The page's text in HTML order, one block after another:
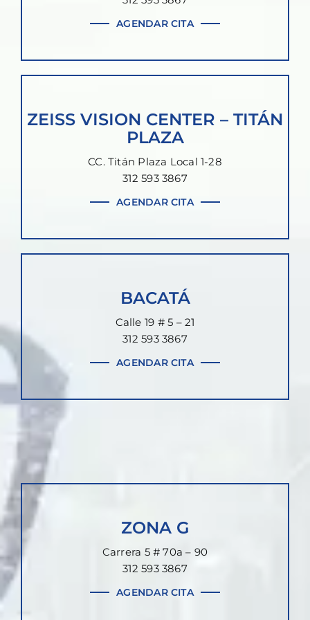
AGENDAR CITA
ZEISS VISION CENTER – TITÁN
PLAZA
CC. Titán Plaza Local 1-28
312 593 3867
AGENDAR CITA
BACATÁ
Calle 19 # 5 – 21
312 593 3867
AGENDAR CITA
ZONA G
Carrera 5 # 70a – 90
312 593 3867
AGENDAR CITA